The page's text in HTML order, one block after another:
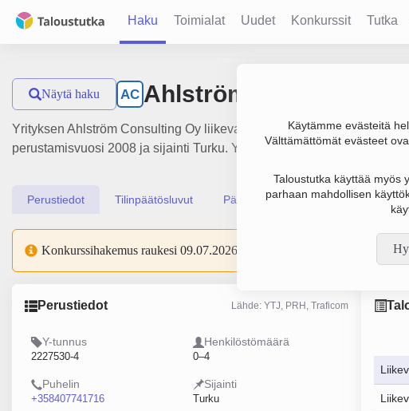
Haku Toimialat Uudet Konkurssit Tutka
Käytämme evästeitä
Välttämättömät evästeet
Taloustutka käyttää myös
parhaan mahdollisen
Näytä haku AC Ahlström Consulting Oy
Yrityksen Ahlström Consulting Oy liikevaihto on 288 000 €, tulos 131
perustamisvuosi 2008 ja sijainti Turku. Yrityksen yhtiömuoto
Perustiedot Tilinpäätösluvut Päättäjätiedot
Konkurssihakemus raukesi 09.07.2026.
Perustiedot Lähde: YTJ, PRH, Traficom
Y-tunnus
2227530-4
Henkilöstömäärä
0–4
Puhelin
+358407741716
Sijainti
Turku